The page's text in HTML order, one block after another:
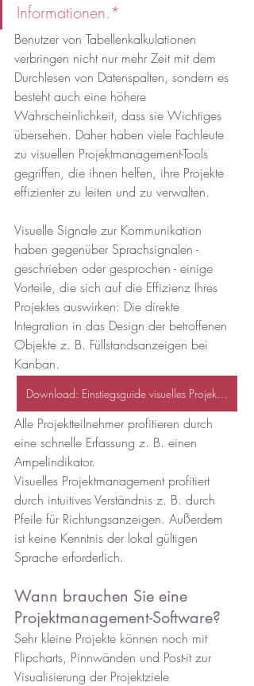
Informationen.*
Benutzer von Tabellenkalkulationen
verbringen nicht nur mehr Zeit mit dem
Durchlesen von Datenspalten, sondern es
besteht auch eine höhere
Wahrscheinlichkeit, dass sie Wichtiges
übersehen. Daher haben viele Fachleute
zu visuellen Projektmanagement-Tools
gegriffen, die ihnen helfen, ihre Projekte
effizienter zu leiten und zu verwalten.
Visuelle Signale zur Kommunikation
haben gegenüber Sprachsignalen -
geschrieben oder gesprochen - einige
Vorteile, die sich auf die Effizienz Ihres
Projektes auswirken: Die direkte
Integration in das Design der betroffenen
Objekte z. B. Füllstandsanzeigen bei
Kanban.
Download: Einstiegsguide visuelles Projektmanagement
Alle Projektteilnehmer profitieren durch
eine schnelle Erfassung z. B. einen
Ampelindikator.
Visuelles Projektmanagement profitiert
durch intuitives Verständnis z. B. durch
Pfeile für Richtungsanzeigen. Außerdem
ist keine Kenntnis der lokal gültigen
Sprache erforderlich.
Wann brauchen Sie eine
Projektmanagement-Software?
Sehr kleine Projekte können noch mit
Flipcharts, Pinnwänden und Post-it zur
Visualisierung der Projektziele